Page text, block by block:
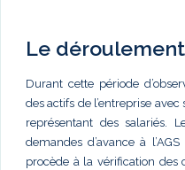
Le
Durant cette période
des actifs de l’entreprise avec
représentant des salariés.
demandes d’avance à
procède à la vérification des